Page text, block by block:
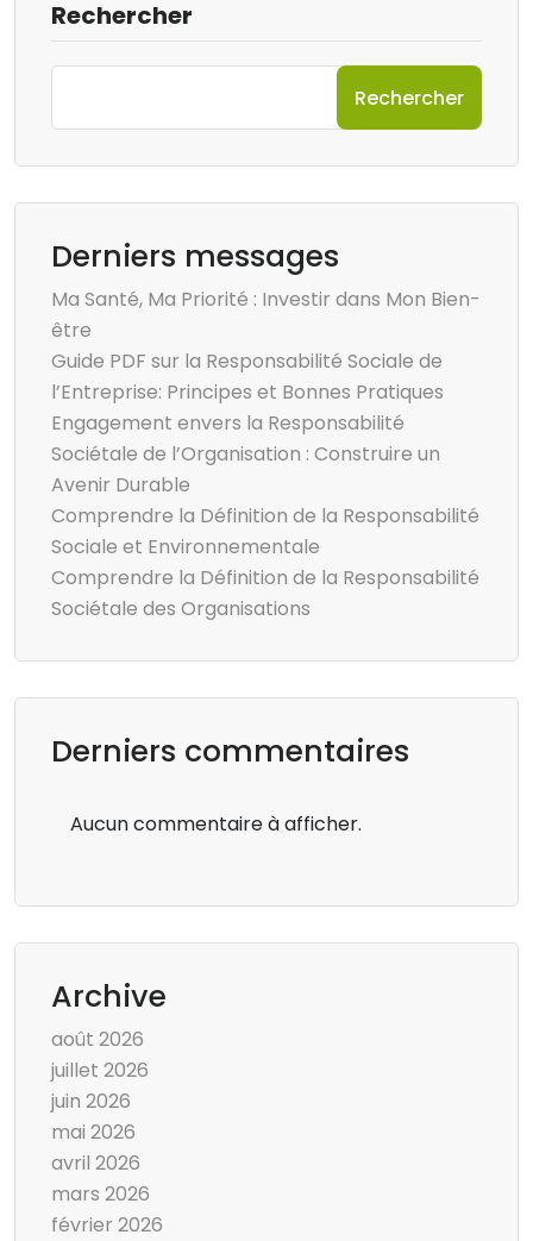
Rechercher
Rechercher
Derniers messages
Ma Santé, Ma Priorité : Investir dans Mon Bien-
être
Guide PDF sur la Responsabilité Sociale de
l’Entreprise: Principes et Bonnes Pratiques
Engagement envers la Responsabilité
Sociétale de l’Organisation : Construire un
Avenir Durable
Comprendre la Définition de la Responsabilité
Sociale et Environnementale
Comprendre la Définition de la Responsabilité
Sociétale des Organisations
Derniers commentaires
Aucun commentaire à afficher.
Archive
août 2026
juillet 2026
juin 2026
mai 2026
avril 2026
mars 2026
février 2026